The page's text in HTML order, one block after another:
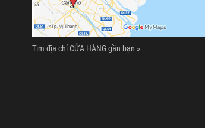
Tìm địa chỉ CỬA HÀNG gần bạn »